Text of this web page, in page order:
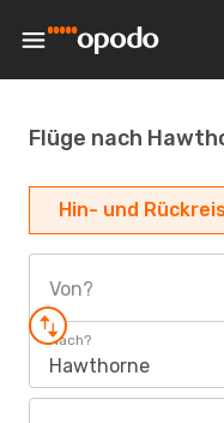
Flüge nach
Hin- und
Von?
Nach?
Hawthorne